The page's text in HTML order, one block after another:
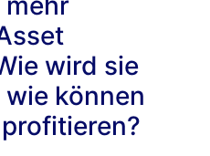
wird sie
können